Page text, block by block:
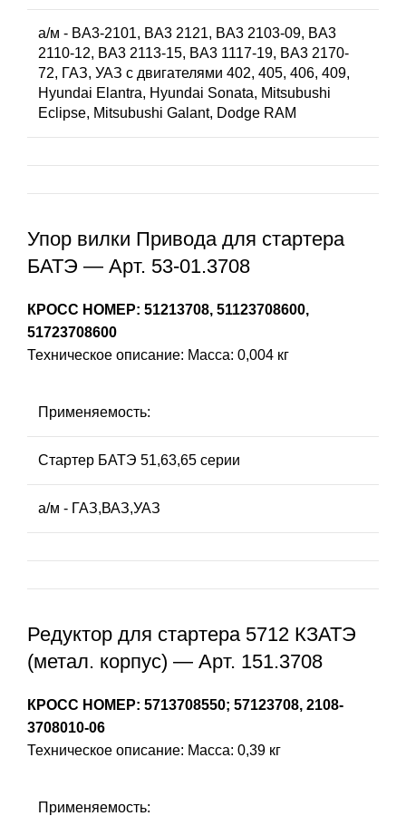
а/м - BA3-2101, BA3 2121, BA3 2103-09, BA3
2110-12, BA3 2113-15, BA3 1117-19, BA3 2170-
72, ГАЗ, УАЗ с двигателями 402, 405, 406, 409,
Hyundai Elantra, Hyundai Sonata, Mitsubushi
Eclipse, Mitsubushi Galant, Dodge RAM
Упор вилки Привода для стартера
БАТЭ — Арт. 53-01.3708
КРОСС НОМЕР: 51213708, 51123708600,
51723708600
Техническое описание: Масса: 0,004 кг
Применяемость:
Стартер БАТЭ 51,63,65 серии
а/м - ГАЗ,ВАЗ,УАЗ
Редуктор для стартера 5712 КЗАТЭ
(метал. корпус) — Арт. 151.3708
КРОСС НОМЕР: 5713708550; 57123708, 2108-
3708010-06
Техническое описание: Масса: 0,39 кг
Применяемость: